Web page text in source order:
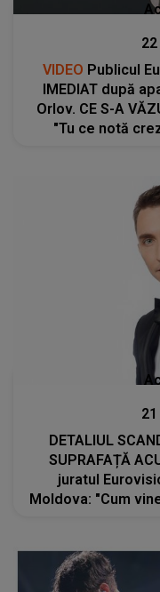
VIDEO Publicul
IMEDIAT după
Orlov. CE S-A
"Tu ce notă
DETALIUL
SUPRAFAȚĂ
juratul
Moldova: "Cum